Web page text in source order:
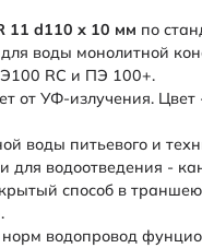
11 d110 х 10 мм по
воды монолитной
RC и ПЭ 100+.
от УФ-излучения.
воды питьевого и
для водоотведения -
способ в
водопровод